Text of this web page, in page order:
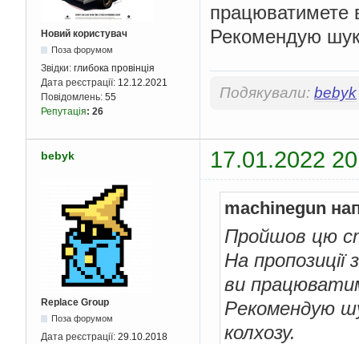
Новий користувач
Поза форумом
Звідки: глибока провінція
Дата реєстрації: 12.12.2021
Повідомлень: 55
Репутація: 26
працюватимете
Рекомендую
Подякували: bebyk
bebyk 17.01.2022
Replace Group
Поза форумом
Дата реєстрації: 29.10.2018
machinegun
Пройшов цю
На пропозиції
ви
Рекомендую
колхозу.